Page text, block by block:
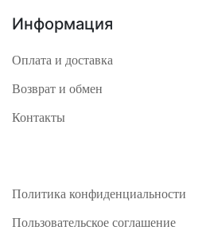
Информация
Оплата и доставка
Возврат и обмен
Контакты
Политика конфиденциальности
Пользовательское соглашение